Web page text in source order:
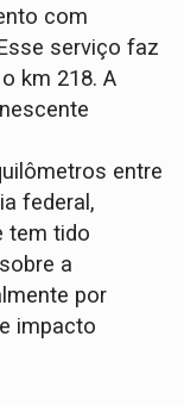
com
serviço faz
km 218. A
entre
federal,
tem tido
a
por
impacto